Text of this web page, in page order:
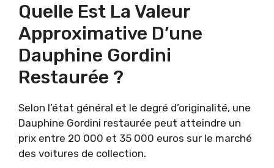
Quelle Est La Valeur
Approximative D’une
Dauphine Gordini
Restaurée ?
Selon l’état général et le degré d’originalité, une
Dauphine Gordini restaurée peut atteindre un
prix entre 20 000 et 35 000 euros sur le marché
des voitures de collection.